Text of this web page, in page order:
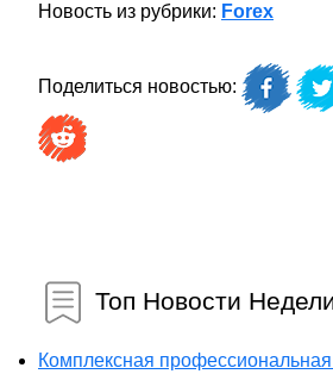
Новость из рубрики: Forex
Поделиться новостью:
Топ Новости
Комплексная